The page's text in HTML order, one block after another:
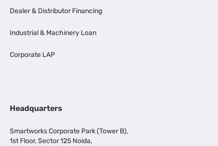
Dealer & Distributor Financing
Industrial & Machinery Loan
Corporate LAP
Headquarters
Smartworks Corporate Park (Tower B),
1st Floor, Sector 125 Noida,